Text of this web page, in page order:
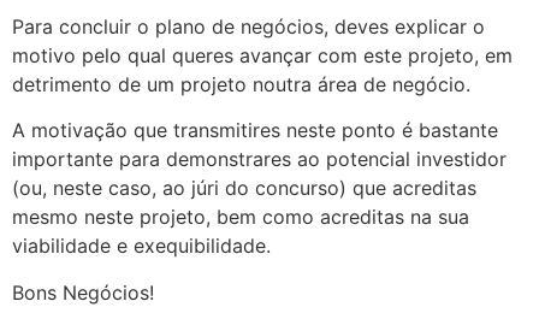
Para concluir o plano de negócios, deves explicar o
motivo pelo qual queres avançar com este projeto, em
detrimento de um projeto noutra área de negócio.
A motivação que transmitires neste ponto é bastante
importante para demonstrares ao potencial investidor
(ou, neste caso, ao júri do concurso) que acreditas
mesmo neste projeto, bem como acreditas na sua
viabilidade e exequibilidade.
Bons Negócios!